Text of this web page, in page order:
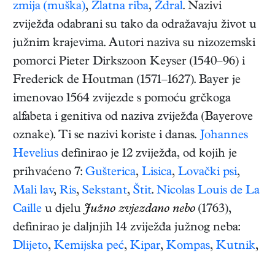
zmija (muška), Zlatna riba, Ždral. Nazivi
zviježđa odabrani su tako da odražavaju život u
južnim krajevima. Autori naziva su nizozemski
pomorci Pieter Dirkszoon Keyser (1540–96) i
Frederick de Houtman (1571–1627). Bayer je
imenovao 1564 zvijezde s pomoću grčkoga
alfabeta i genitiva od naziva zviježđa (Bayerove
oznake). Ti se nazivi koriste i danas. Johannes
Hevelius definirao je 12 zviježđa, od kojih je
prihvaćeno 7: Gušterica, Lisica, Lovački psi,
Mali lav, Ris, Sekstant, Štit. Nicolas Louis de La
Caille u djeluJužno zvjezdano nebo (1763),
definirao je daljnjih 14 zviježđa južnog neba:
Dlijeto, Kemijska peć, Kipar, Kompas, Kutnik,